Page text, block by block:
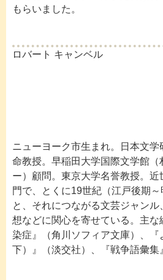
もらいました。
ロバート キャンベル
ニューヨーク市生まれ。日本文
命教授。早稲田大学国際文学館（
ー）顧問。東京大学名誉教授。
門で、とくに19世紀（江戸後期
と、それにつながる文芸ジャン
想などに関心を寄せている。主
染症』（角川ソフィア文庫）、『
下）』（淡交社）、『戦争語彙集